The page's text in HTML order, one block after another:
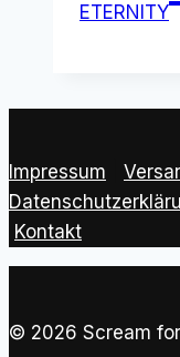
ETERNITY
Impressum
Kontakt
© 2026 Scream